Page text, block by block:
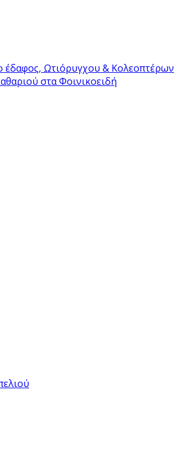
έδαφος, Ωτιόρυγχου & Κολεοπτέρων
στα Φοινικοειδή